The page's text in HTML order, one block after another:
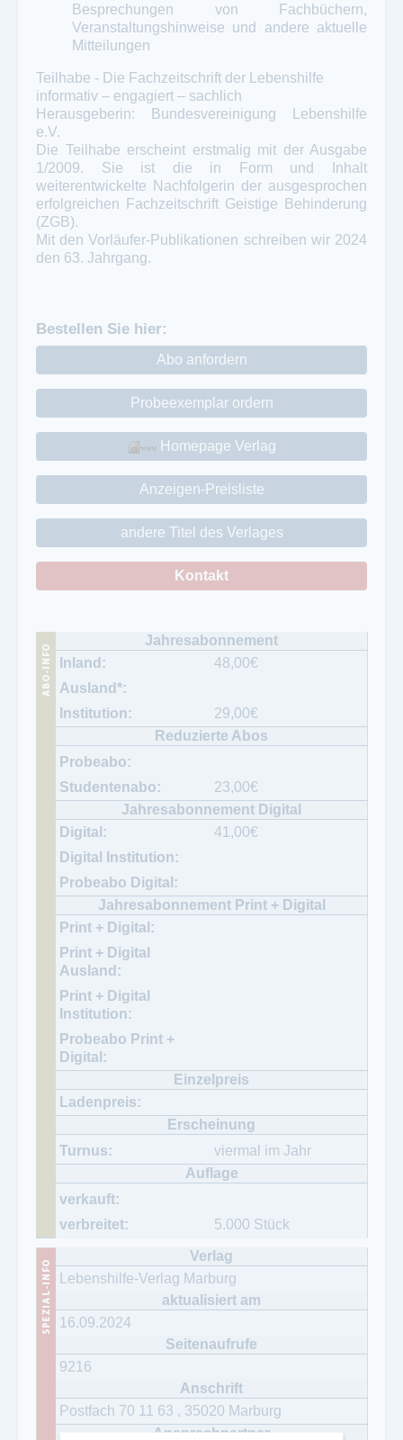
Besprechungen von Fachbüchern,
Veranstaltungshinweise und andere aktuelle
Mitteilungen
Teilhabe - Die Fachzeitschrift der Lebenshilfe
informativ – engagiert – sachlich
Herausgeberin: Bundesvereinigung Lebenshilfe
e.V.
Die Teilhabe erscheint erstmalig mit der Ausgabe
1/2009. Sie ist die in Form und Inhalt
weiterentwickelte Nachfolgerin der ausgesprochen
erfolgreichen Fachzeitschrift Geistige Behinderung
(ZGB).
Mit den Vorläufer-Publikationen schreiben wir 2024
den 63. Jahrgang.
Bestellen Sie hier:
Abo anfordern
Probeexemplar ordern
Homepage Verlag
Anzeigen-Preisliste
andere Titel des Verlages
Kontakt
48,00€
29,00€
23,00€
41,00€
viermal im Jahr
5.000 Stück
Lebenshilfe-Verlag Marburg
16.09.2024
9216
Postfach 70 11 63 , 35020 Marburg